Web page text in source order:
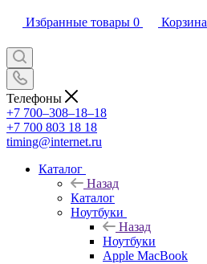
Избранные товары 0 Корзина
Телефоны
+7 700‒308‒18‒18
+7 700 803 18 18
timing@internet.ru
Каталог
Назад
Каталог
Ноутбуки
Назад
Ноутбуки
Apple MacBook